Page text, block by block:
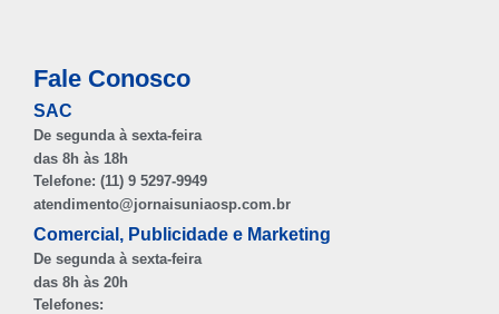
Fale Conosco
SAC
De segunda à sexta-feira
das 8h às 18h
Telefone: (11) 9 5297-9949
atendimento@jornaisuniaosp.com.br
Comercial, Publicidade e Marketing
De segunda à sexta-feira
das 8h às 20h
Telefones: